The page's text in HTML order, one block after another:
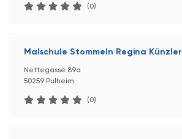
(0)
Malschule Stommeln Regina Künzler
Nettegasse 89a
50259 Pulheim
(0)